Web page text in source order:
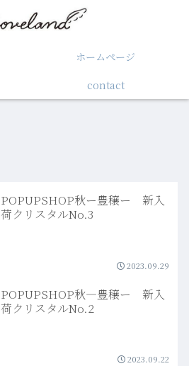
ホームぺージ
contact
POPUPSHOP秋ー豊穣ー 新入
荷クリスタルNo.3
2023.09.29
POPUPSHOP秋―豊穣ー 新入
荷クリスタルNo.2
2023.09.22